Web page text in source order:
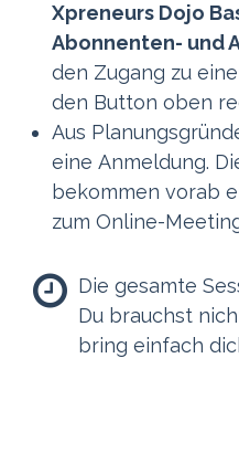
Xpreneurs Dojo
Abonnenten- und
den Zugang zu
den Button oben
Aus
eine Anmeldung.
bekommen vorab
zum Online-
Die gesamte
Du brauchst
bring einfach